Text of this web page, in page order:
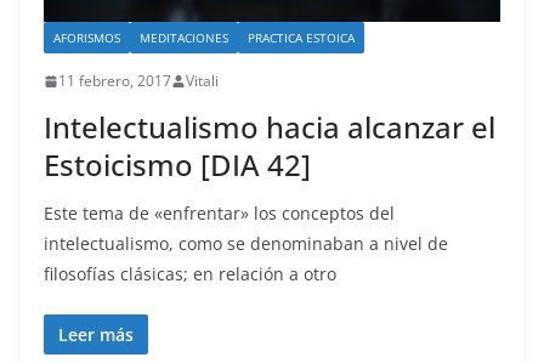
AFORISMOS MEDITACIONES PRACTICA ESTOICA
11 febrero, 2017 Vitali
Intelectualismo hacia alcanzar el
Estoicismo [DIA 42]
Este tema de «enfrentar» los conceptos del
intelectualismo, como se denominaban a nivel de
filosofías clásicas; en relación a otro
Leer más